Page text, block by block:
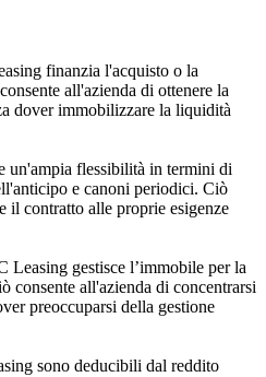
finanzia l'acquisto o la
all'azienda di ottenere la
dover immobilizzare la liquidità
un'ampia flessibilità in termini di
e canoni periodici. Ciò
il contratto alle proprie esigenze
Leasing gestisce l’immobile per la
consente all'azienda di concentrarsi
preoccuparsi della gestione
sono deducibili dal reddito